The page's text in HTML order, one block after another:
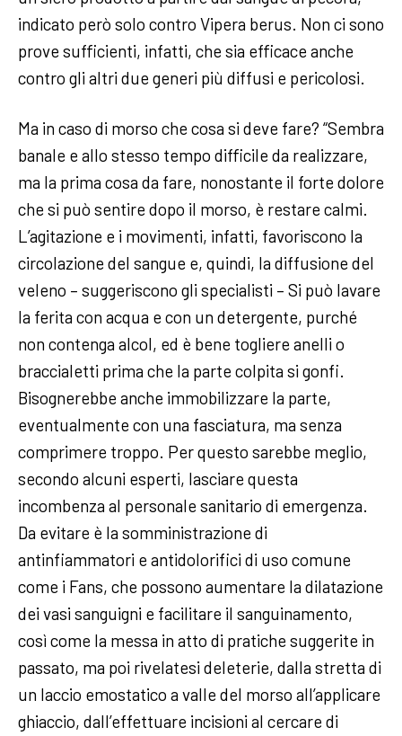
indicato però solo contro Vipera berus. Non ci sono
prove sufficienti, infatti, che sia efficace anche
contro gli altri due generi più diffusi e pericolosi.
Ma in caso di morso che cosa si deve fare? “Sembra
banale e allo stesso tempo difficile da realizzare,
ma la prima cosa da fare, nonostante il forte dolore
che si può sentire dopo il morso, è restare calmi.
L’agitazione e i movimenti, infatti, favoriscono la
circolazione del sangue e, quindi, la diffusione del
veleno – suggeriscono gli specialisti – Si può lavare
la ferita con acqua e con un detergente, purché
non contenga alcol, ed è bene togliere anelli o
braccialetti prima che la parte colpita si gonfi.
Bisognerebbe anche immobilizzare la parte,
eventualmente con una fasciatura, ma senza
comprimere troppo. Per questo sarebbe meglio,
secondo alcuni esperti, lasciare questa
incombenza al personale sanitario di emergenza.
Da evitare è la somministrazione di
antinfiammatori e antidolorifici di uso comune
come i Fans, che possono aumentare la dilatazione
dei vasi sanguigni e facilitare il sanguinamento,
così come la messa in atto di pratiche suggerite in
passato, ma poi rivelatesi deleterie, dalla stretta di
un laccio emostatico a valle del morso all’applicare
ghiaccio, dall’effettuare incisioni al cercare di